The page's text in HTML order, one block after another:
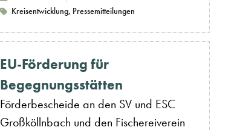
Kreisentwicklung, Pressemitteilungen
EU-Förderung für
Begegnungsstätten
Förderbescheide an den SV und ESC
Großköllnbach und den Fischereiverein